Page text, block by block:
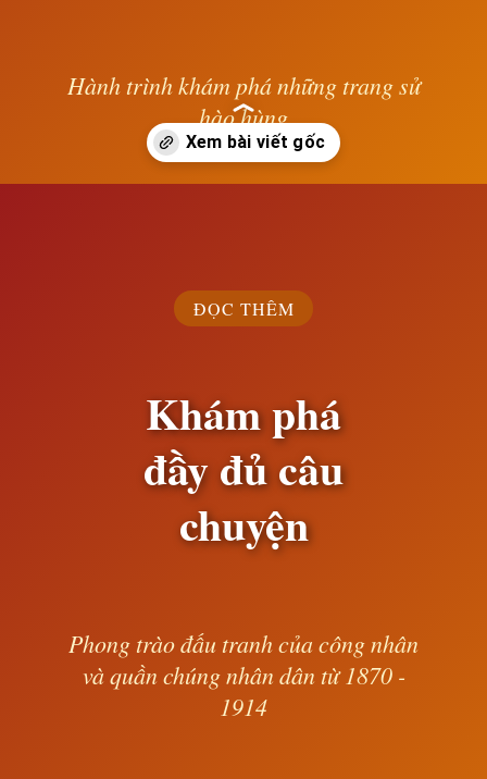
Hành trình khám phá những trang sử
hào hùng
— Lê Anh —
ĐỌC THÊM
Khám phá
đầy đủ câu
chuyện
Phong trào đấu tranh của công nhân
và quần chúng nhân dân từ 1870 -
1914